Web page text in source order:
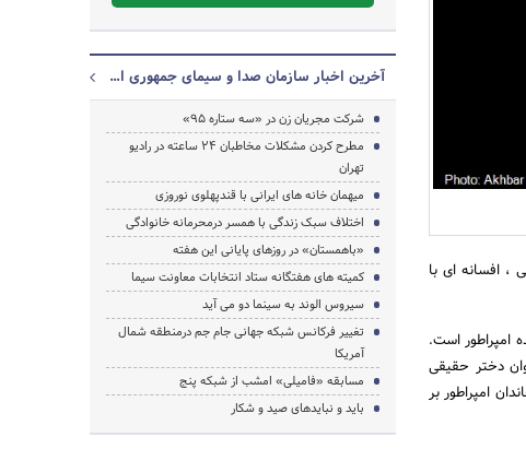
، افسانه ای با
امپراطور است.
دختر حقیقی
امپراطور بر
آخرین اخبار سازمان صدا و سیمای جمهوری اسلامی ایران
شرکت مجریان زن در «سه ستاره 95»
مطرح کردن مشکلات مخاطبان ۲۴ ساعته در رادیو
تهران
میهمان خانه های ایرانی با قندپهلوی نوروزی
اختلاف سبک زندگی با همسر درمحرمانه خانوادگی
«باهمستان» در روزهای پایانی این هفته
کمیته های هفتگانه ستاد انتخابات معاونت سیما
سیروس الوند به سینما دو می آید
تغییر فرکانس شبکه جهانی جام جم درمنطقه شمال
آمریکا
مسابقه «فامیلی» امشب از شبکه پنج
باید و نباید‌های صید و شکار